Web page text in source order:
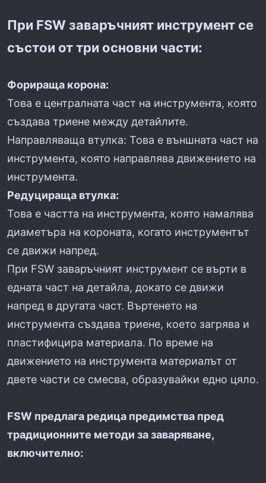
При FSW заваръчният инструмент се
състои от три основни части:
Форираща корона:
Това е централната част на инструмента, която
създава триене между детайлите.
Направляваща втулка: Това е външната част на
инструмента, която направлява движението на
инструмента.
Редуцираща втулка:
Това е частта на инструмента, която намалява
диаметъра на короната, когато инструментът
се движи напред.
При FSW заваръчният инструмент се върти в
едната част на детайла, докато се движи
напред в другата част. Въртенето на
инструмента създава триене, което загрява и
пластифицира материала. По време на
движението на инструмента материалът от
двете части се смесва, образувайки едно цяло.
FSW предлага редица предимства пред
традиционните методи за заваряване,
включително: